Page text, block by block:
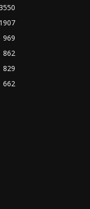
1907
969
862
829
662